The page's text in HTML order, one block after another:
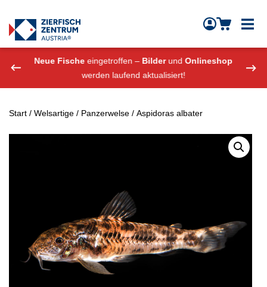
Zierfisch Aquarium Austria
Neue Fische eingetroffen – BilderundOnlineshop
werden laufend aktualisiert!
Start / Welsartige / Panzerwelse / Aspidoras albater